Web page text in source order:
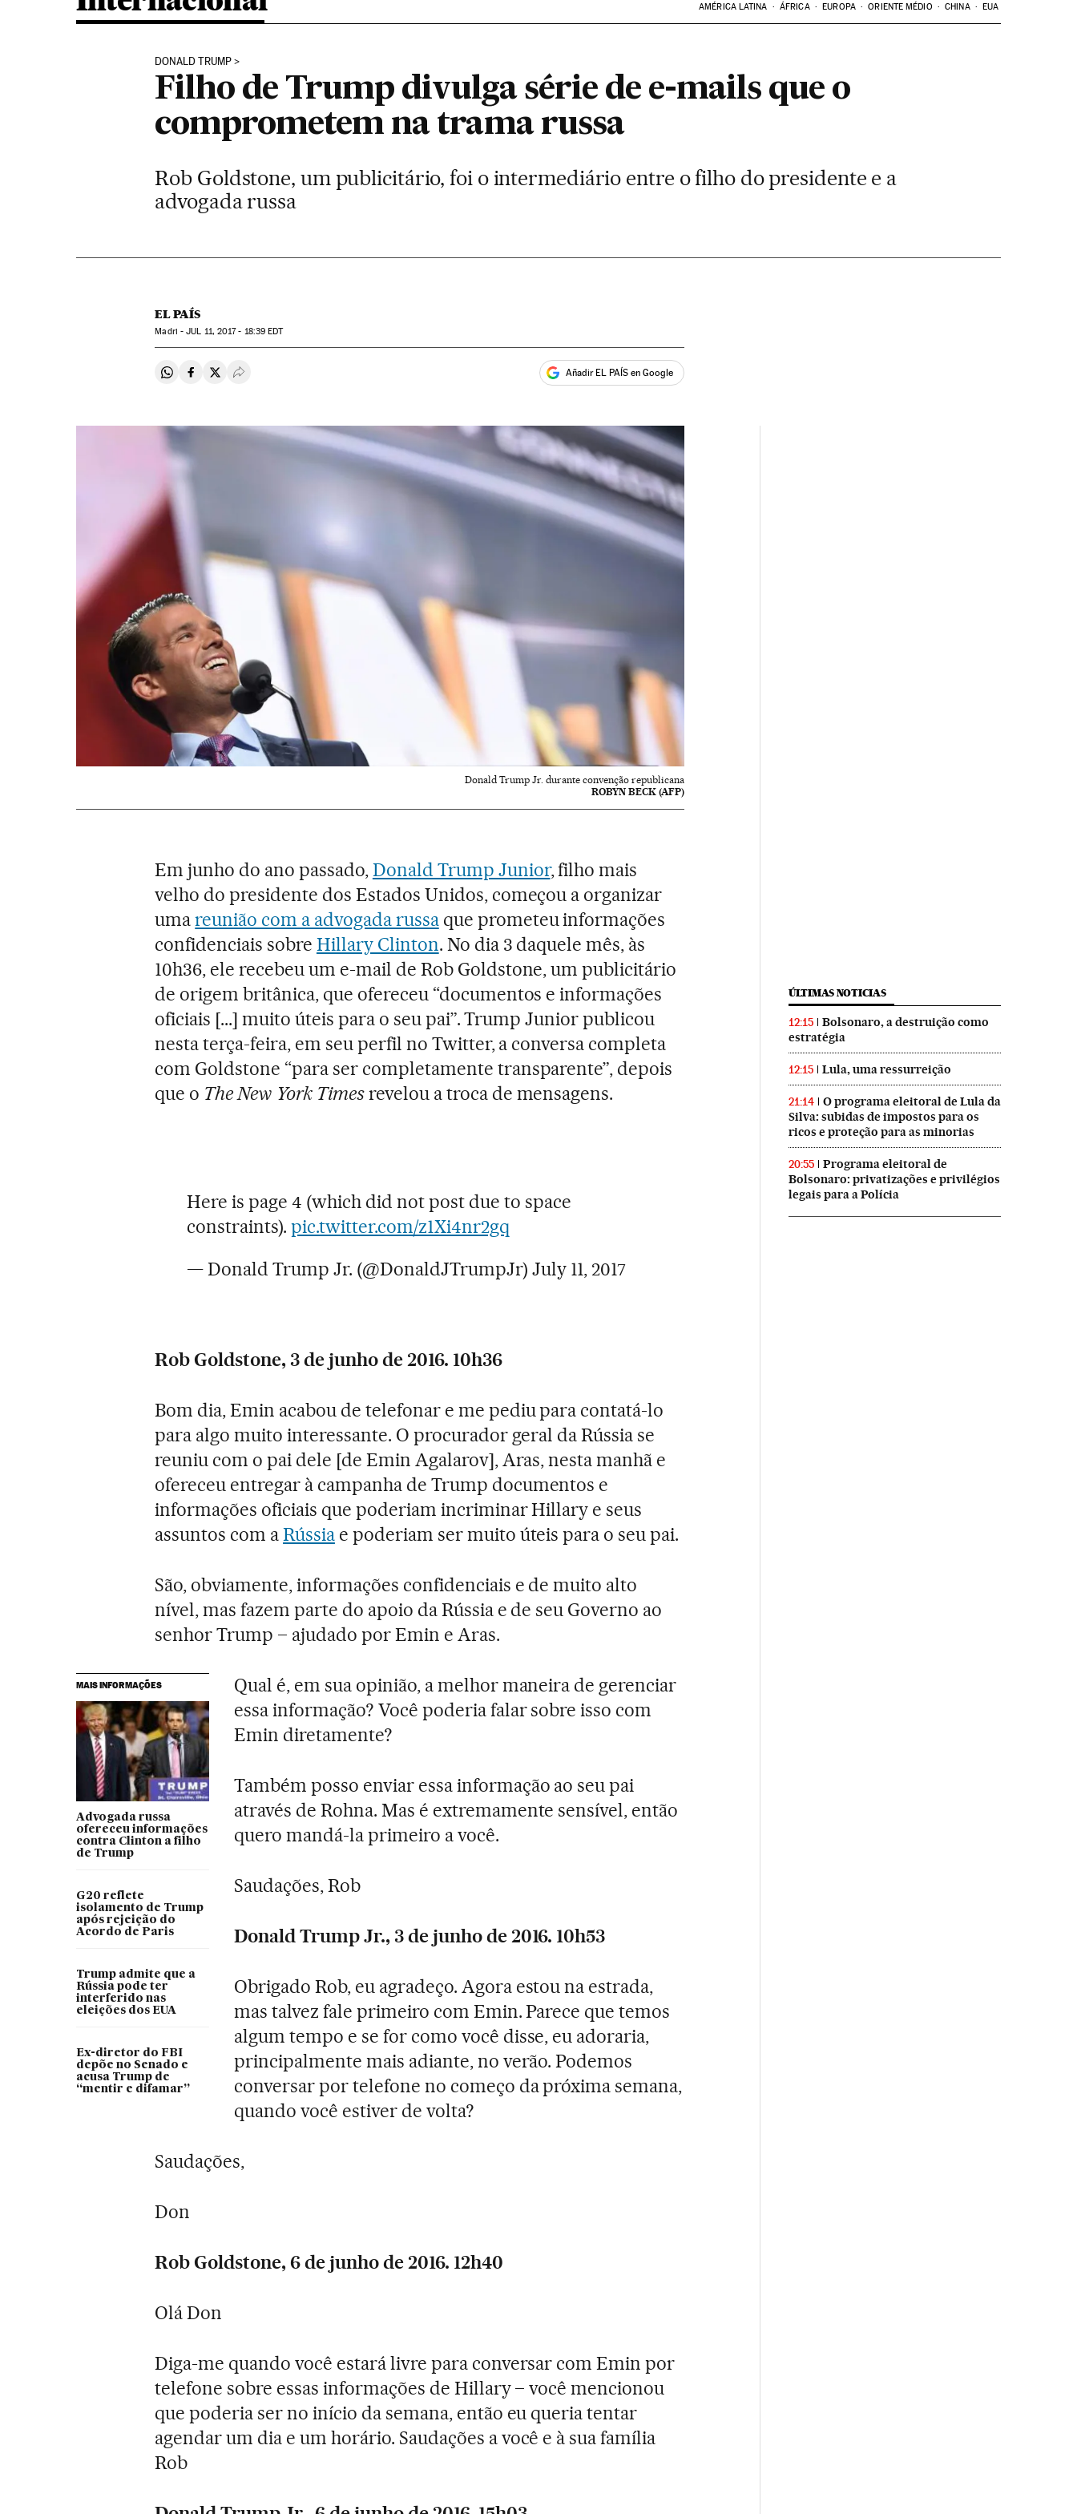
AMÉRICA LATINA ÁFRICA EUROPA ORIENTE MÉDIO CHINA EUA
DONALD TRUMP
Filho de Trump divulga série de e-mails que o
comprometem na trama russa
Rob Goldstone, um publicitário, foi o intermediário entre o filho do presidente e a
advogada russa
EL PAÍS
Madri -JUL 11, 2017 - 18:39 EDT
Compartir en Whatsapp
Compartir en Facebook
Compartir en Twitter
Desplegar Redes Sociales Añadir EL PAÍS en Google
Donald Trump Jr. durante convenção republicana
ROBYN BECK (AFP)
Em junho do ano passado,Donald Trump Junior, filho mais
velho do presidente dos Estados Unidos, começou a organizar
umareunião com a advogada russaque prometeu informações
confidenciais sobre Hillary Clinton. No dia 3 daquele mês, às
10h36, ele recebeu um e-mail de Rob Goldstone, um publicitário
de origem britânica, que ofereceu “documentos e informações
oficiais [...] muito úteis para o seu pai”. Trump Junior publicou
nesta terça-feira, em seu perfil no Twitter, a conversa completa
com Goldstone “para ser completamente transparente”, depois
que o The New York Timesrevelou a troca de mensagens.
Here is page 4 (which did not post due to space
constraints).pic.twitter.com/z1Xi4nr2gq
— Donald Trump Jr. (@DonaldJTrumpJr)July 11, 2017
Rob Goldstone, 3 de junho de 2016. 10h36
Bom dia, Emin acabou de telefonar e me pediu para contatá-lo
para algo muito interessante. O procurador geral da Rússia se
reuniu com o pai dele [de Emin Agalarov], Aras, nesta manhã e
ofereceu entregar à campanha de Trump documentos e
informações oficiais que poderiam incriminar Hillary e seus
assuntos com aRússiae poderiam ser muito úteis para o seu pai.
São, obviamente, informações confidenciais e de muito alto
nível, mas fazem parte do apoio da Rússia e de seu Governo ao
senhor Trump – ajudado por Emin e Aras.
MAIS INFORMAÇÕES
Advogada russa
ofereceu informações
contra Clinton a filho
de Trump
G20 reflete
isolamento de Trump
após rejeição do
Acordo de Paris
Trump admite que a
Rússia pode ter
interferido nas
eleições dos EUA
Ex-diretor do FBI
depõe no Senado e
acusa Trump de
“mentir e difamar”
Qual é, em sua opinião, a melhor maneira de gerenciar
essa informação? Você poderia falar sobre isso com
Emin diretamente?
Também posso enviar essa informação ao seu pai
através de Rohna. Mas é extremamente sensível, então
quero mandá-la primeiro a você.
Saudações, Rob
Donald Trump Jr., 3 de junho de 2016. 10h53
Obrigado Rob, eu agradeço. Agora estou na estrada,
mas talvez fale primeiro com Emin. Parece que temos
algum tempo e se for como você disse, eu adoraria,
principalmente mais adiante, no verão. Podemos
conversar por telefone no começo da próxima semana,
quando você estiver de volta?
Saudações,
Don
Rob Goldstone, 6 de junho de 2016. 12h40
Olá Don
Diga-me quando você estará livre para conversar com Emin por
telefone sobre essas informações de Hillary – você mencionou
que poderia ser no início da semana, então eu queria tentar
agendar um dia e um horário. Saudações a você e à sua família
Rob
ÚLTIMAS NOTICIAS
12:15
Bolsonaro, a destruição como
estratégia
12:15 Lula, uma ressurreição
21:14
O programa eleitoral de Lula da
Silva: subidas de impostos para os
ricos e proteção para as minorias
20:55
Programa eleitoral de
Bolsonaro: privatizações e privilégios
legais para a Polícia